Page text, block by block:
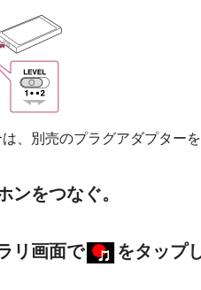
、別売のプラグアダプターを
ンをつなぐ。
リ画面で
をタップ